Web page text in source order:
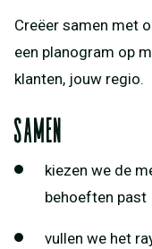
Creëer samen met
een planogram op
klanten, jouw regio.
samen
kiezen we de
behoeften past
vullen we het